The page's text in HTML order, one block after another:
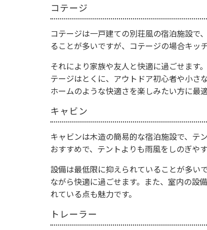
コテージ
コテージは一戸建ての別荘風の宿泊施設で、
ることが多いですが、コテージの場合キッ
それにより家族や友人と快適に過ごせます
テージはとくに、アウトドア初心者や小さ
ホームのような快適さを楽しみたい方に最適
キャビン
キャビンは木造の簡易的な宿泊施設で、テ
おすすめで、テントよりも雨風をしのぎや
設備は最低限に抑えられていることが多い
ながら快適に過ごせます。また、室内の設
れている点も魅力です。
トレーラー